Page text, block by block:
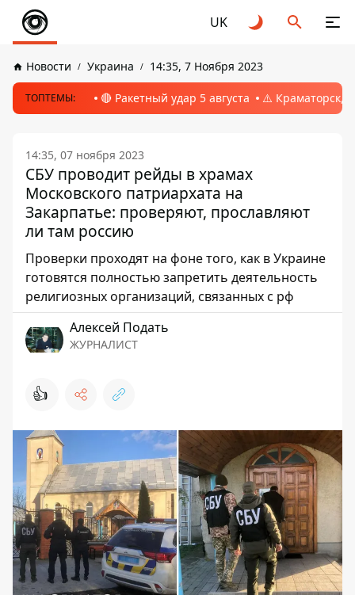
UK
Новости Украина 14:35, 7 Ноября 2023
ТОПТЕМЫ: 🔴 Ракетный удар 5 августа ⚠️ Краматорск,
14:35, 07 ноября 2023
СБУ проводит рейды в храмах
Московского патриархата на
Закарпатье: проверяют, прославляют
ли там россию
Проверки проходят на фоне того, как в Украине
готовятся полностью запретить деятельность
религиозных организаций, связанных с рф
Алексей Подать
ЖУРНАЛИСТ
👍